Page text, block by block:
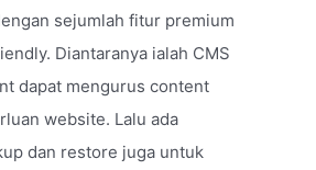
sejumlah fitur premium
Diantaranya ialah CMS
dapat mengurus content
website. Lalu ada
dan restore juga untuk